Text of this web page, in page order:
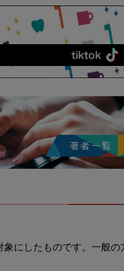
にしたものです。一般